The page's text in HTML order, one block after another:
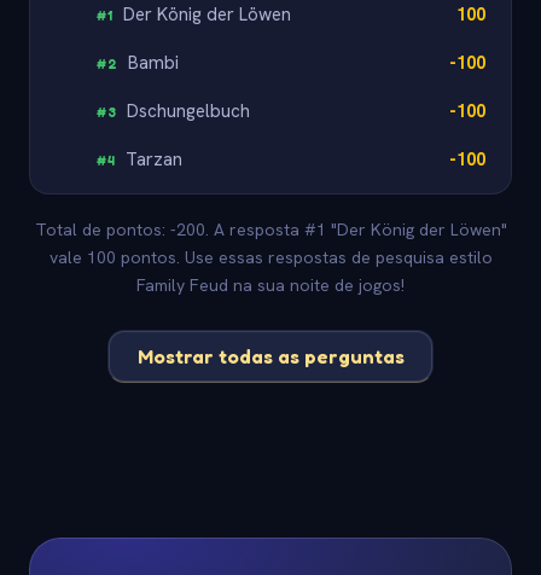
#1 Der König der Löwen 100
#2 Bambi -100
#3 Dschungelbuch -100
#4 Tarzan -100
Total de pontos: -200. A resposta #1 "Der König der Löwen"
vale 100 pontos. Use essas respostas de pesquisa estilo
Family Feud na sua noite de jogos!
Mostrar todas as perguntas